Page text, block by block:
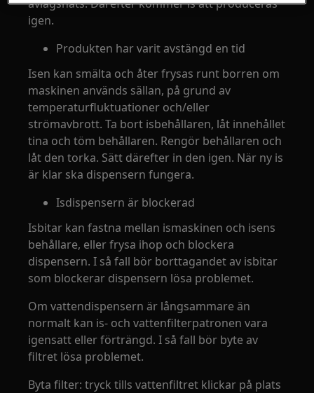
avlägsnats. Därefter kommer is att produceras
igen.
Produkten har varit avstängd en tid
Isen kan smälta och åter frysas runt borren om
maskinen används sällan, på grund av
temperaturfluktuationer och/eller
strömavbrott. Ta bort isbehållaren, låt innehållet
tina och töm behållaren. Rengör behållaren och
låt den torka. Sätt därefter in den igen. När ny is
är klar ska dispensern fungera.
Isdispensern är blockerad
Isbitar kan fastna mellan ismaskinen och isens
behållare, eller frysa ihop och blockera
dispensern. I så fall bör borttagandet av isbitar
som blockerar dispensern lösa problemet.
Om vattendispensern är långsammare än
normalt kan is- och vattenfilterpatronen vara
igensatt eller förträngd. I så fall bör byte av
filtret lösa problemet.
Byta filter: tryck tills vattenfiltret klickar på plats